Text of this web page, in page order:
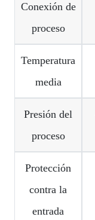
Conexión de
proceso
Temperatura
media
Presión del
proceso
Protección
contra la
entrada